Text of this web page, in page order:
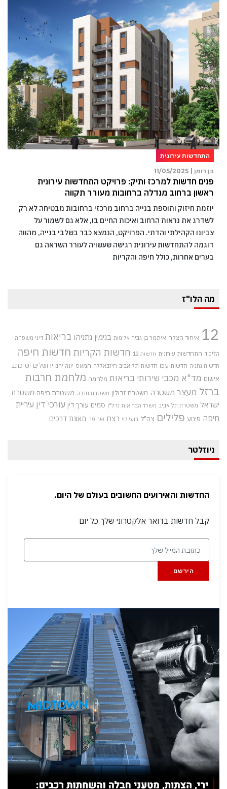
התחדשות עירונית
בן רומן |
11/05/2025
פנים חדשות למרכז ותיק: פרויקט התחדשות עירונית
ראשון ברחוב מנדלה ברחובות מעורר תקווה
יוזמת חיזוק ותוספת בנייה ברחוב מרכזי ברחובות מבטיחה לא רק
לשדרג את נראות הרחוב ואיכות החיים בו, אלא גם לשמור על
צביונו הקהילתי והדתי. הפרויקט, הנמצא כבר בשלבי בנייה, מהווה
דוגמה להתחדשות עירונית רגישה שעשויה לעורר השראה גם
בערים אחרות, כולל חיפה והקריות
מה הלו"ז
12 איחוד הצלה איתמר בן גביר אלימות בנימין נתניהו בריאות דיני משפחה
הליכוד התחדשות עירונית חדשות 12 חדשות הקריות חדשות חיפה
חדשות נתניה חדשות עכו חדשות תל אביב חיזבאללה חמאס יונה יהב ירושלים יש כתב
אישום מד"א מכבי שירותי בריאות מלחמה מלחמת חרבות
ברזל מעצר משטרה משטרת זבולון משטרת חדרה משטרת חיפה משטרת
ישראל משטרת תל אביב משרד הבריאות נדל"ן סמים עורך דין עורכי דין עיריית
חיפה פיגוע פלילים צה"ל רועי לוי רצח שריפה תאונת דרכים
ניוזלטר
החדשות והאירועים החשובים בעולם של היום.
קבל חדשות בדואר אלקטרוני שלך כל יום
הירשם